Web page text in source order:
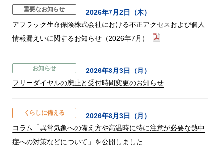
重要なお知らせ
2026年7月2日（木）
アフラック生命保険株式会社における不正アクセスおよび個人
情報漏えいに関するお知らせ（2026年7月）
お知らせ
2026年8月3日（月）
フリーダイヤルの廃止と受付時間変更のお知らせ
くらしに備える
2026年8月3日（月）
コラム「異常気象への備え方や高温時に特に注意が必要な熱中
症への対策などについて」を公開しました